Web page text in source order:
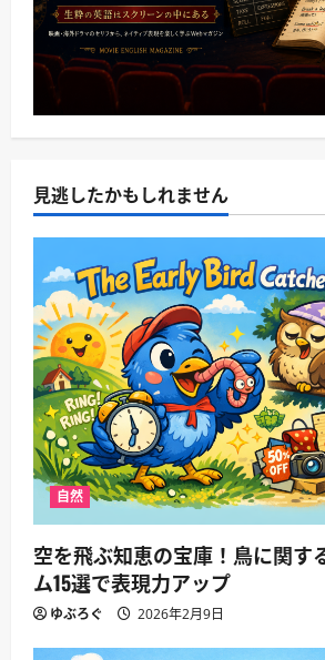
見逃したかもしれません
自然
空を飛ぶ知恵の宝庫！鳥に関す
ム15選で表現力アップ
ゆぶろぐ 2026年2月9日